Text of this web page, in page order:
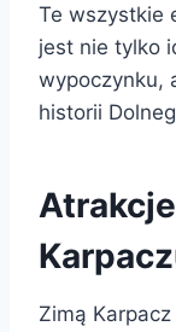
Te wszystkie
jest nie tylko
wypoczynku,
historii
Zimą